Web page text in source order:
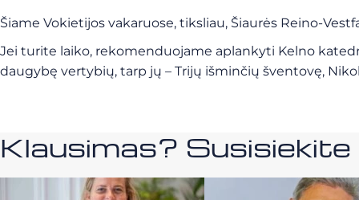
Šiame Vokietijos vakaruose, tiksliau, Šiaurės Reino-
Jei turite laiko, rekomenduojame aplankyti Kelno
daugybę vertybių, tarp jų – Trijų išminčių šventovę,
Klausimas? Susisiekite